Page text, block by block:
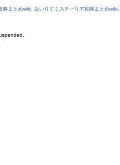
略まとめwiki. あいりすミスティリア攻略まとめwiki.